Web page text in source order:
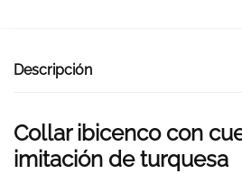
Descripción
Collar ibicenco con
imitación de turquesa